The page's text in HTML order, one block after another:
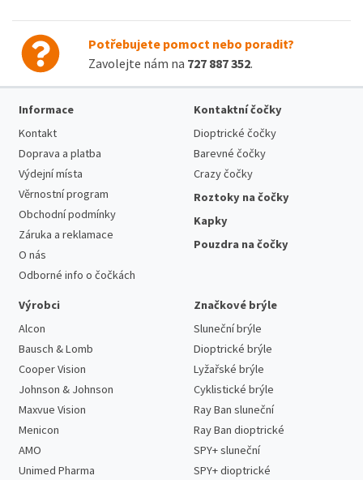
Potřebujete pomoct nebo poradit?
Zavolejte nám na 727 887 352.
Informace
Kontakt
Doprava a platba
Výdejní místa
Věrnostní program
Obchodní podmínky
Záruka a reklamace
O nás
Odborné info o čočkách
Kontaktní čočky
Dioptrické čočky
Barevné čočky
Crazy čočky
Roztoky na čočky
Kapky
Pouzdra na čočky
Výrobci
Alcon
Bausch & Lomb
Cooper Vision
Johnson & Johnson
Maxvue Vision
Menicon
AMO
Unimed Pharma
Značkové brýle
Sluneční brýle
Dioptrické brýle
Lyžařské brýle
Cyklistické brýle
Ray Ban sluneční
Ray Ban dioptrické
SPY+ sluneční
SPY+ dioptrické